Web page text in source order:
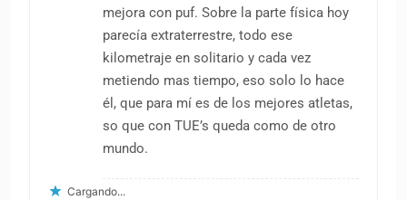
mejora con puf. Sobre la parte física hoy
parecía extraterrestre, todo ese
kilometraje en solitario y cada vez
metiendo mas tiempo, eso solo lo hace
él, que para mí es de los mejores atletas,
so que con TUE’s queda como de otro
mundo.
Cargando...